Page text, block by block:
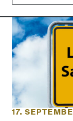
17.